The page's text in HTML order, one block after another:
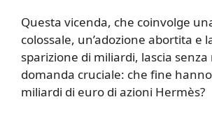
Questa vicenda, che coinvolge
colossale, un’adozione abortita e
sparizione di miliardi, lascia
domanda cruciale: che fine
miliardi di euro di azioni Hermès?